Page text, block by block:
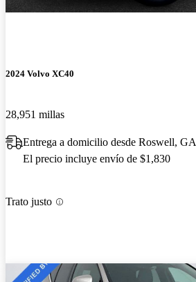
2024 Volvo XC40
28,951 millas
Entrega a domicilio desde Roswell, GA
El precio incluye envío de $1,830
Trato justo